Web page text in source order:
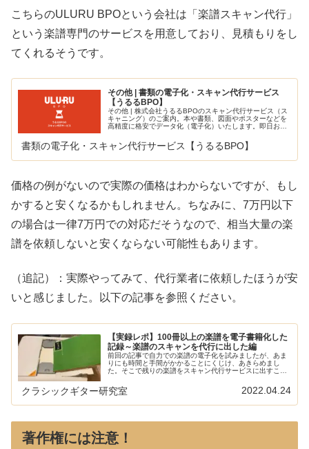
こちらのULURU BPOという会社は「楽譜スキャン代行」
という楽譜専門のサービスを用意しており、見積もりをし
てくれるそうです。
その他 | 書類の電子化・スキャン代行サービス
【うるるBPO】
その他 | 株式会社うるるBPOのスキャン代行サービス（ス
キャニング）のご案内。本や書類、図面やポスターなどを
高精度に格安でデータ化（電子化）いたします。即日お見
リーダイヤル：0120-2…
書類の電子化・スキャン代行サービス【うるるBPO】
価格の例がないので実際の価格はわからないですが、もし
かすると安くなるかもしれません。ちなみに、7万円以下
の場合は一律7万円での対応だそうなので、相当大量の楽
譜を依頼しないと安くならない可能性もあります。
（追記）：実際やってみて、代行業者に依頼したほうが安
いと感じました。以下の記事を参照ください。
【実録レポ】100冊以上の楽譜を電子書籍化した
記録～楽譜のスキャンを代行に出した編
前回の記事で自力での楽譜の電子化を試みましたが、あま
りにも時間と手間がかかることにくじけ、あきらめまし
た。そこで残りの楽譜をスキャン代行サービスに出すこと
の電子楽譜に関する記事は以下でまと…
クラシックギター研究室 2022.04.24
著作権には注意！